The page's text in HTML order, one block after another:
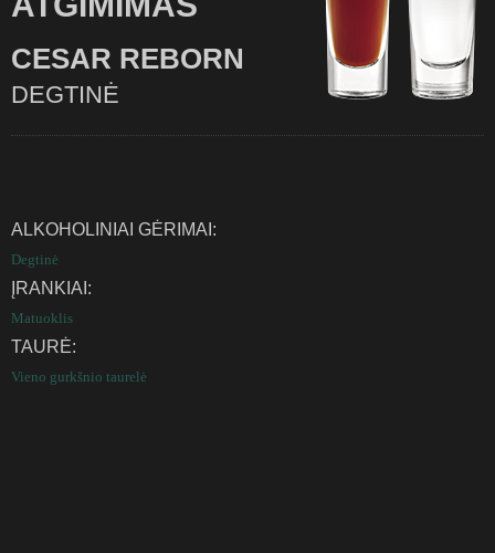
CESAR REBORN
DEGTINĖ
ALKOHOLINIAI GĖRIMAI:
Degtinė
ĮRANKIAI:
Matuoklis
TAURĖ:
Vieno gurkšnio taurelė